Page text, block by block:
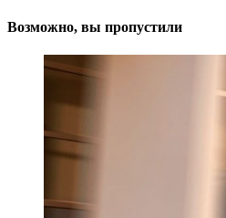
Возможно, вы пропустили